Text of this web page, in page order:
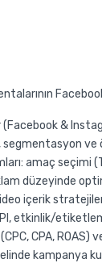
(Facebook &
segmentasyon
amaç
düzeyinde
içerik
etkinlik/
(CPC, CPA,
kampanya